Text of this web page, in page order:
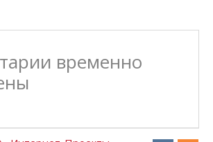
временно